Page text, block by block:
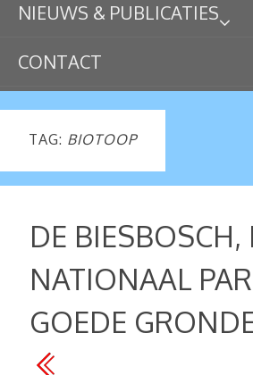
NIEUWS & PUBLICATIES
CONTACT
TAG: BIOTOOP
DE BIESBOSCH,
NATIONAAL
GOEDE